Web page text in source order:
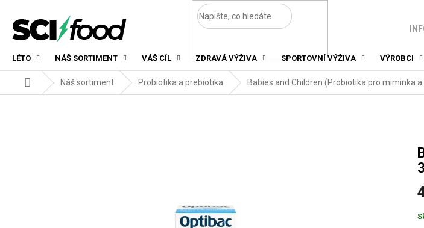
obsah
LÉTO NÁŠ SORTIMENT VÁŠ CÍL ZDRAVÁ VÝŽIVA SPORTOVNÍ VÝŽIVA VÝROBCI
Domů Náš sortiment Probiotika a prebiotika Babies and Children (Probiotika pro miminka